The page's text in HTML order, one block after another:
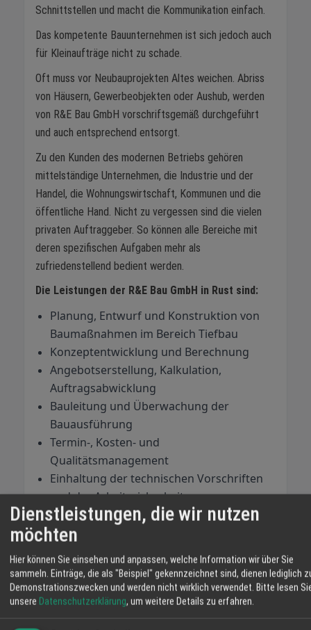
Schnittstellen und macht die Kommunikation einfach.
Das kompetente Bauunternehmen ist sich jedoch auch
für Kleinaufträge nicht zu schade.
Oft muss vor Neubauprojekten Altes weichen. Abriss
von Häusern, Gewerbeobjekten oder Aushub, werden
von R&E Bau GmbH vorschriftsgemäß durchgeführt
und auch entsprechend entsorgt.
Zu den Kunden des modernen Betriebs gehören
mittelständige Unternehmen, die Industrie und der
Handel, die Wohnungswirtschaft, Kommunen und die
öffentliche Hand. Nicht zu vergessen sind die vielen
privaten Auftraggeber. So können alle Bereiche mit
deren spezifischen Aufgaben mehr als
zufriedenstellend bedient werden.
Die Leistungen der R&E Bau GmbH in Rust sind:
Planung, Entwurf und Konstruktion von
Baumaßnahmen im Bereich Tiefbau
Konzeptentwicklung und Berechnung
Angebotserstellung, Kalkulation,
Auftragsabwicklung
Bauleitung und Überwachung der
Bauausführung
Termin-, Kosten- und
Qualitätsmanagement
Einhaltung der technischen Vorschriften
und der Arbeitssicherheit
sich aus den hoch spezialisierten, gut geschulten
Fachkräften und Mitarbeitern, einem leistungsstarken
Fuhr- und Maschinenpark und der Firmenphilosophie:
Dienstleistungen, die wir nutzen
möchten
Hier können Sie einsehen und anpassen, welche Information wir über Sie
sammeln. Einträge, die als "Beispiel" gekennzeichnet sind, dienen lediglich
Demonstrationszwecken und werden nicht wirklich verwendet. Bitte lesen
unsere Datenschutzerklärung, um weitere Details zu erfahren.